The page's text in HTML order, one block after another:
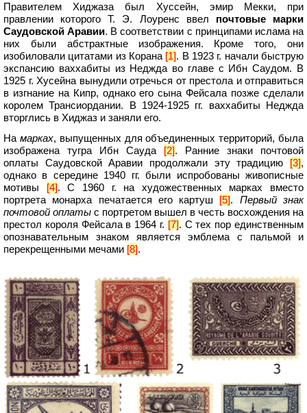
Правителем Хиджаза был Хуссейн, эмир Мекки, при
правлении которого Т. Э. Лоуренс ввел почтовые марки
Саудовской Аравии. В соответствии с принципами ислама на
них были абстрактные изображения. Кроме того, они
изобиловали цитатами из Корана [1]. В 1923 г. начали быструю
экспансию ваххабиты из Неджда во главе с Ибн Саудом. В
1925 г. Хусейна вынудили отречься от престола и отправиться
в изгнание на Кипр, однако его сына Фейсала позже сделали
королем Трансиордании. В 1924-1925 гг. ваххабиты Неджда
вторглись в Хиджаз и заняли его.
На марках, выпущенных для объединенных территорий, была
изображена тугра Ибн Сауда [2]. Ранние знаки почтовой
оплаты Саудовской Аравии продолжали эту традицию [3],
однако в середине 1940 гг. были испробованы живописные
мотивы [4]. С 1960 г. на художественных марках вместо
портрета монарха печатается его картуш [5]. Первый знак
почтовой оплаты с портретом вышел в честь восхождения на
престол короля Фейсала в 1964 г. [7]. С тех пор единственным
опознавательным знаком является эмблема с пальмой и
перекрещенными мечами [8].